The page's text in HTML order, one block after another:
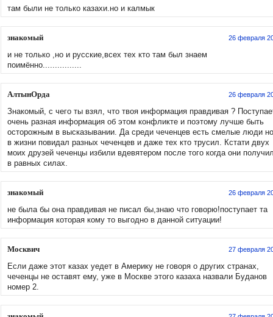
там были не только казахи.но и калмык
знакомый 26 февраля
и не только ,но и русские,всех тех кто там был знаем
поимённо................
АлтынОрда 26 февраля
Знакомый, с чего ты взял, что твоя информация правдивая ?
очень разная информация об этом конфликте и поэтому лучше быть
осторожным в высказывании. Да среди чеченцев есть смелые люди
в жизни повидал разных чеченцев и даже тех кто трусил. Кстати двух
моих друзей чеченцы избили вдевятером после того когда они
в равных силах.
знакомый 26 февраля
не была бы она правдивая не писал бы,знаю что говорю!поступает та
информация которая кому то выгодно в данной ситуации!
Москвич 27 февраля
Если даже этот казах уедет в Америку не говоря о других странах,
чеченцы не оставят ему, уже в Москве этого казаха назвали Буданов
номер 2.